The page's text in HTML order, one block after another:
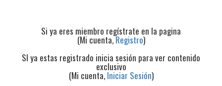
Si ya eres miembro regístrate en la pagina
(Mi cuenta,Registro)
SI ya estas registrado inicia sesión para ver contenido
exclusivo
(Mi cuenta, Iniciar Sesión)